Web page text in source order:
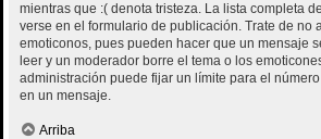
mientras que :( denota tristeza. La lista completa
verse en el formulario de publicación. Trate de no
emoticonos, pues pueden hacer que un mensaje
leer y un moderador borre el tema o los
administración puede fijar un límite para el
en un mensaje.
Arriba